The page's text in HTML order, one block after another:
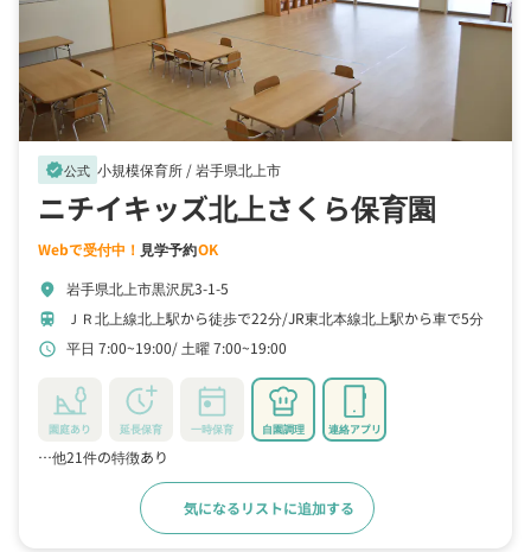
verified公式 小規模保育所 /岩手県北上市
ニチイキッズ北上さくら保育園
Webで受付中！ 見学予約OK
location_on 岩手県北上市黒沢尻3-1-5
train ＪＲ北上線北上駅から徒歩で22分 JR東北本線北上駅から車で5分
schedule 平日 7:00~19:00 土曜 7:00~19:00
園庭あり 延長保育 一時保育 自園調理 連絡アプリ
…他21件の特徴あり
気になるリストに追加する